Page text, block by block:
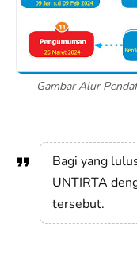
Gambar Alur
Bagi yang
UNTIRTA
tersebut.